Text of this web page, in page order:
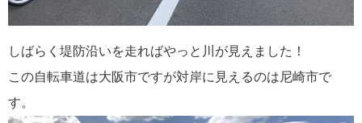
しばらく堤防沿いを走ればやっと川が見えました！
この自転車道は大阪市ですが対岸に見えるのは尼崎市で
す。